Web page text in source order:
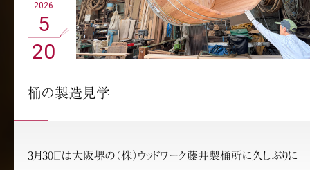
2026
5
20
桶の製造見学
3月30日は大阪堺の（株）ウッドワーク藤井製桶所に久しぶりに